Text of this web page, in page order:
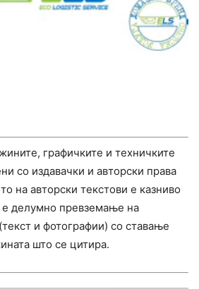
графичките и техничките
со издавачки и авторски права
на авторски текстови е казниво
е делумно превземање на
и фотографии) со ставање
што се цитира.